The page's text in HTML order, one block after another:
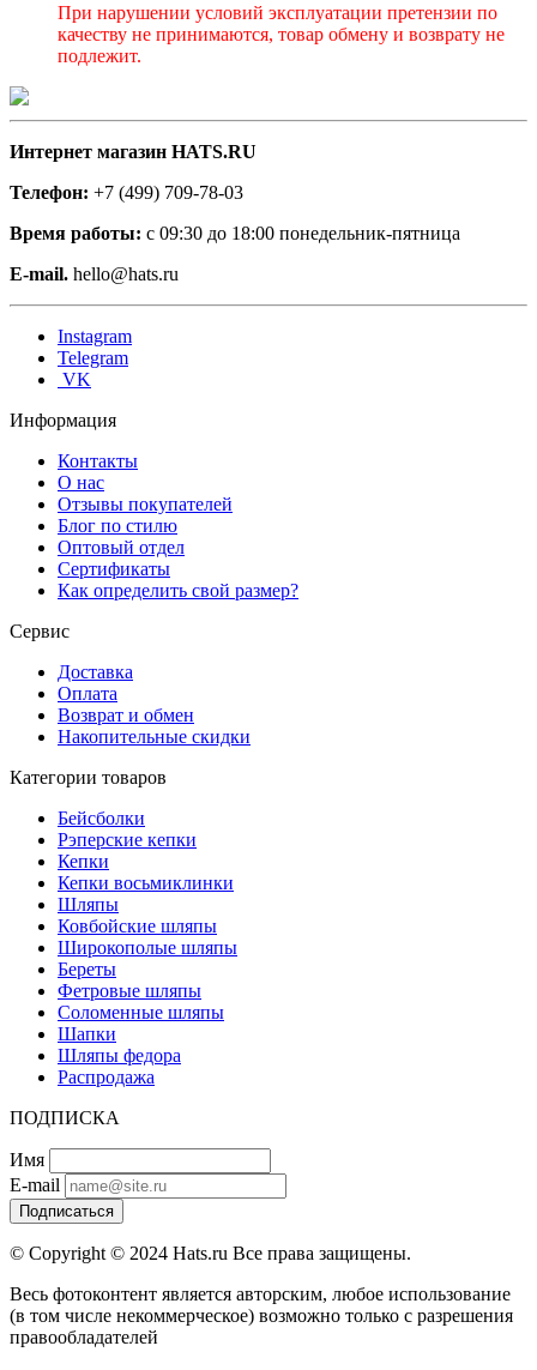
При нарушении условий эксплуатации претензии по
качеству не принимаются, товар обмену и возврату не
подлежит.
Интернет магазин HATS.RU
Телефон: +7 (499) 709-78-03
Время работы: с 09:30 до 18:00 понедельник-пятница
E-mail. hello@hats.ru
Instagram
Telegram
VK
Информация
Контакты
О нас
Отзывы покупателей
Блог по стилю
Оптовый отдел
Сертификаты
Как определить свой размер?
Сервис
Доставка
Оплата
Возврат и обмен
Накопительные скидки
Категории товаров
Бейсболки
Рэперские кепки
Кепки
Кепки восьмиклинки
Шляпы
Ковбойские шляпы
Широкополые шляпы
Береты
Фетровые шляпы
Соломенные шляпы
Шапки
Шляпы федора
Распродажа
ПОДПИСКА
Имя
E-mail
Подписаться
© Copyright © 2024 Hats.ru Все права защищены.
Весь фотоконтент является авторским, любое использование
(в том числе некоммерческое) возможно только с разрешения
правообладателей